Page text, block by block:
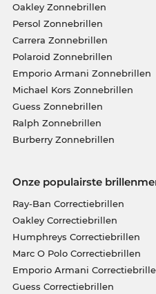
Oakley Zonnebrillen
Persol Zonnebrillen
Carrera Zonnebrillen
Polaroid Zonnebrillen
Emporio Armani Zonnebrillen
Michael Kors Zonnebrillen
Guess Zonnebrillen
Ralph Zonnebrillen
Burberry Zonnebrillen
Onze populairste
Ray-Ban Correctiebrillen
Oakley Correctiebrillen
Humphreys Correctiebrillen
Marc O Polo Correctiebrillen
Emporio Armani
Guess Correctiebrillen